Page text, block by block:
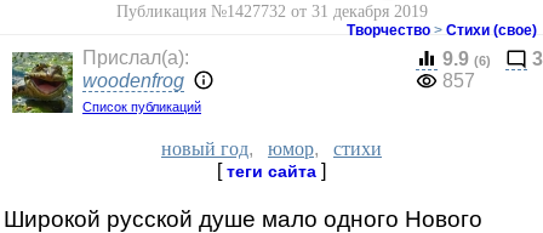
Публикация №1427732 от 31 декабря 2019
Творчество > Стихи (свое)
Прислал(a):
woodenfrog
Список публикаций
9.9 (6)
3
857
новый год, юмор, стихи
[теги сайта ]
Широкой русской душе мало одного Нового